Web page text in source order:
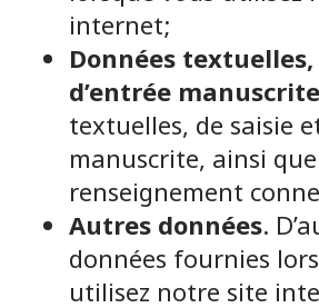
internet;
Données
d’entrée manuscrite
textuelles, de saisie
manuscrite, ainsi
renseignement
Autres données.
données fournies
utilisez notre site